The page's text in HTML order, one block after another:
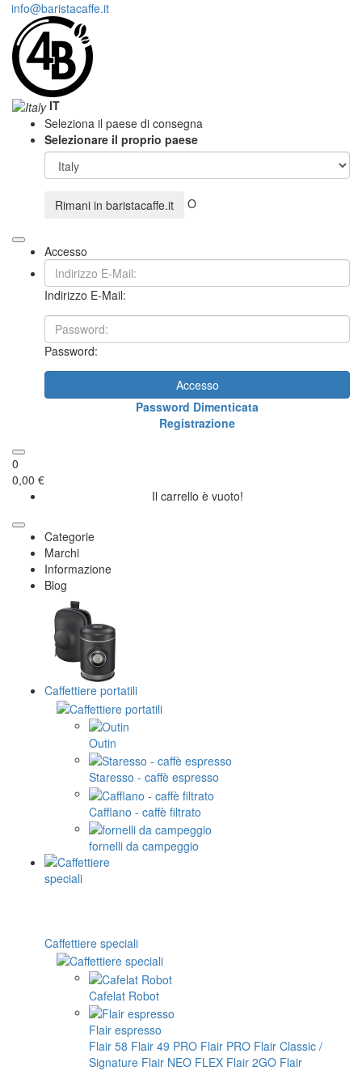
info@baristacaffe.it
IT
Seleziona il paese di consegna
Selezionare il proprio paese
Rimani in baristacaffe.it O
Accesso
Indirizzo E-Mail:
Password:
Accesso
Password Dimenticata
Registrazione
0
0,00 €
Il carrello è vuoto!
Categorie
Marchi
Informazione
Blog
Caffettiere portatili
Outin
Staresso - caffè espresso
Cafflano - caffè filtrato
fornelli da campeggio
Caffettiere speciali
Cafelat Robot
Flair espresso
Flair 58 Flair 49 PRO Flair PRO Flair Classic /
Signature Flair NEO FLEX Flair 2GO Flair